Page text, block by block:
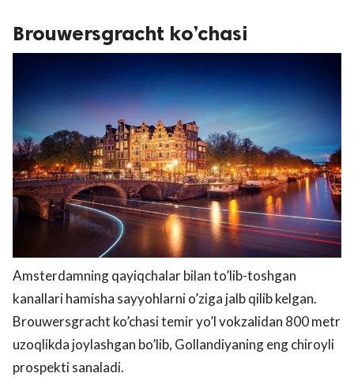
Brouwersgracht ko’chasi
Amsterdamning qayiqchalar bilan to’lib-toshgan
kanallari hamisha sayyohlarni o’ziga jalb qilib kelgan.
Brouwersgracht ko’chasi temir yo’l vokzalidan 800 metr
uzoqlikda joylashgan bo’lib, Gollandiyaning eng chiroyli
prospekti sanaladi.